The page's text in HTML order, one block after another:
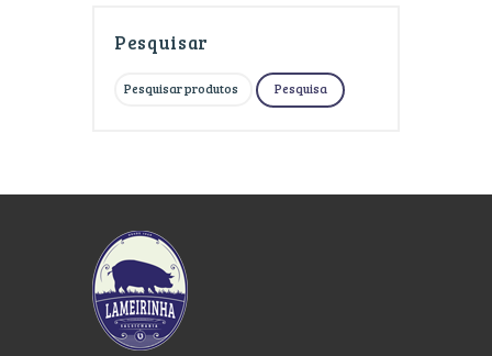
Pesquisar
Pesquisar
Pesquisa